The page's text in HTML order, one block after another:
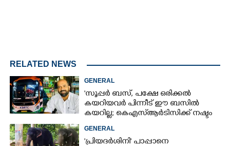
RELATED NEWS
GENERAL
'സൂപ്പർ ബസ്, പക്ഷേ ഒരിക്കൽ
കയറിയവർ പിന്നീട് ഈ ബസിൽ
കയറില്ല; കെഎസ്ആർടിസിക്ക് നഷ്ടം
GENERAL
'പ്രിയദർശിനി' പാപ്പാനെ